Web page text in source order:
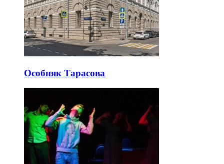
Особняк Тарасова